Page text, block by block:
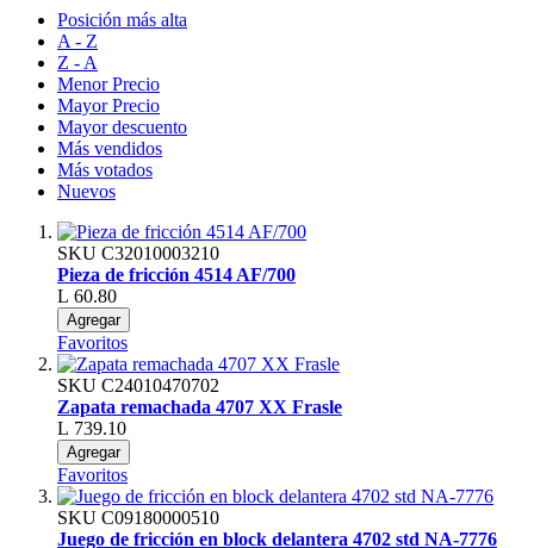
Posición más alta
A - Z
Z - A
Menor Precio
Mayor Precio
Mayor descuento
Más vendidos
Más votados
Nuevos
SKU C32010003210
Pieza de fricción 4514 AF/700
L 60.80
Agregar
Favoritos
SKU C24010470702
Zapata remachada 4707 XX Frasle
L 739.10
Agregar
Favoritos
SKU C09180000510
Juego de fricción en block delantera 4702 std NA-7776